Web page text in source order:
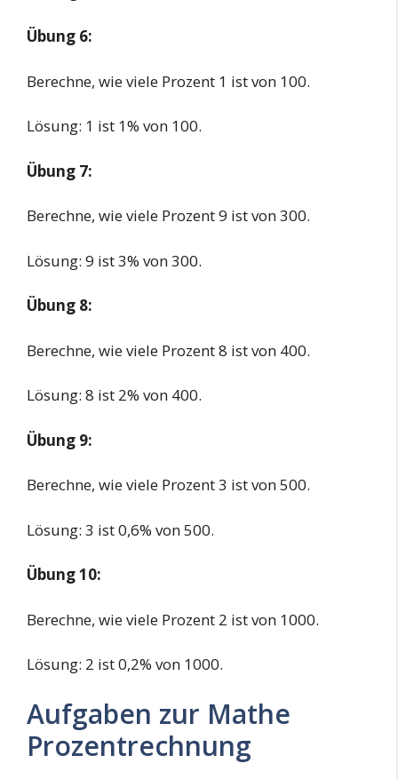
Übung 6:
Berechne, wie viele Prozent 1 ist von 100.
Lösung: 1 ist 1% von 100.
Übung 7:
Berechne, wie viele Prozent 9 ist von 300.
Lösung: 9 ist 3% von 300.
Übung 8:
Berechne, wie viele Prozent 8 ist von 400.
Lösung: 8 ist 2% von 400.
Übung 9:
Berechne, wie viele Prozent 3 ist von 500.
Lösung: 3 ist 0,6% von 500.
Übung 10:
Berechne, wie viele Prozent 2 ist von 1000.
Lösung: 2 ist 0,2% von 1000.
Aufgaben zur Mathe
Prozentrechnung